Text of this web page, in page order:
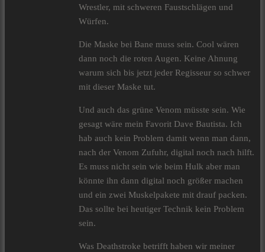
Wrestler, mit schweren Faustschlägen und
Würfen.
Die Maske bei Bane muss sein. Cool wären
dann noch die roten Augen. Keine Ahnung
warum sich bis jetzt jeder Regisseur so schwer
mit dieser Maske tut.
Und auch das grüne Venom müsste sein. Wie
gesagt wäre mein Favorit Dave Bautista. Ich
hab auch kein Problem damit wenn man dann,
nach der Venom Zufuhr, digital noch nach hilft.
Es muss nicht sein wie beim Hulk aber man
könnte ihn dann digital noch größer machen
und ein zwei Muskelpakete mit drauf packen.
Das sollte bei heutiger Technik kein Problem
sein.
Was Deathstroke betrifft haben wir meiner